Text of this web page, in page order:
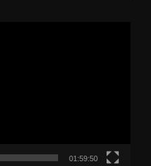
01:59:50